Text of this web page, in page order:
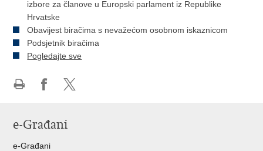
izbore za članove u Europski parlament iz Republike
Hrvatske
Obavijest biračima s nevažećom osobnom iskaznicom
Podsjetnik biračima
Pogledajte sve
FacebookuTwitteru
e-Građani
e-Građani